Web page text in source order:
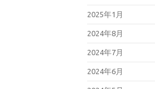
2025年1月
2024年8月
2024年7月
2024年6月